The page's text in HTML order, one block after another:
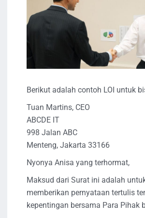
Berikut adalah contoh LOI untuk
Tuan Martins, CEO
ABCDE IT
998 Jalan ABC
Menteng, Jakarta 33166
Nyonya Anisa yang terhormat,
Maksud dari Surat ini adalah
memberikan pernyataan tertulis
kepentingan bersama Para Pihak